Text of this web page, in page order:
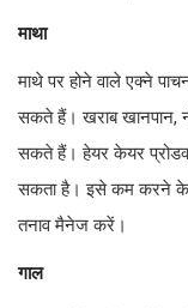
माथा
माथे पर होने वाले एक्ने
सकते हैं। खराब खानपान,
सकते हैं। हेयर केयर
सकता है। इसे कम करने के
तनाव मैनेज करें।
गाल